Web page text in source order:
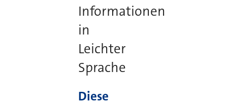
Informationen
in
Leichter
Sprache
Diese